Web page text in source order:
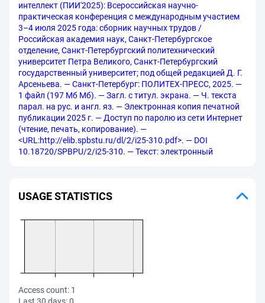
интеллект (ПИИ'2025): Всероссийская научно-
практическая конференция с международным участием
3–4 июля 2025 года: cборник научных трудов /
Российская академия наук, Санкт-Петербургское
отделение, Санкт-Петербургский политехнический
университет Петра Великого, Санкт-Петербургский
государственный университет; под общей редакцией Д. Г.
Арсеньева. — Санкт-Петербург: ПОЛИТЕХ-ПРЕСС, 2025. —
1 файл (197 Мб Мб). — Загл. с титул. экрана. — Ч. текста
парал. на рус. и англ. яз. — Электронная копия печатной
публикации 2025 г. — Доступ по паролю из сети Интернет
(чтение, печать, копирование). —
<URL:http://elib.spbstu.ru/dl/2/i25-310.pdf>. — DOI
10.18720/SPBPU/2/i25-310. — Текст: электронный
USAGE STATISTICS
Access count: 1